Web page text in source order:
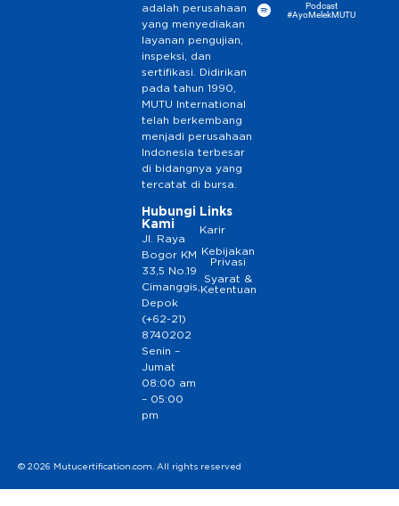
adalah perusahaan
yang menyediakan
layanan pengujian,
inspeksi, dan
sertifikasi. Didirikan
pada tahun 1990,
MUTU International
telah berkembang
menjadi perusahaan
Indonesia terbesar
di bidangnya yang
tercatat di bursa.
Hubungi
Kami
Jl. Raya
Bogor KM
33,5 No.19
Cimanggis,
Depok
(+62-21)
8740202
Senin –
Jumat
08:00 am
– 05:00
pm
Links
Karir
Kebijakan
Privasi
Syarat &
Ketentuan
Podcast
#AyoMelekMUTU
© 2026 Mutucertification.com. All rights reserved